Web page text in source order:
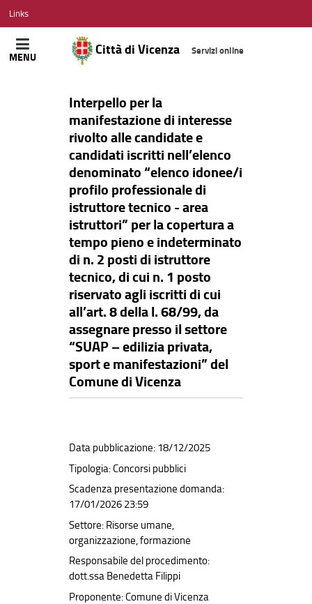
CITTÀ
DI
VICENZA
Links
Città di Vicenza Servizi online
MENU
Interpello per la
manifestazione di interesse
rivolto alle candidate e
candidati iscritti nell’elenco
denominato “elenco idonee/i
profilo professionale di
istruttore tecnico - area
istruttori” per la copertura a
tempo pieno e indeterminato
di n. 2 posti di istruttore
tecnico, di cui n. 1 posto
riservato agli iscritti di cui
all’art. 8 della l. 68/99, da
assegnare presso il settore
“SUAP – edilizia privata,
sport e manifestazioni” del
Comune di Vicenza
Data pubblicazione: 18/12/2025
Tipologia: Concorsi pubblici
Scadenza presentazione domanda:
17/01/2026 23:59
Settore: Risorse umane,
organizzazione, formazione
Responsabile del procedimento:
dott.ssa Benedetta Filippi
Proponente: Comune di Vicenza